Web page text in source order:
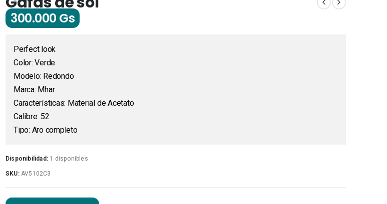
300.000 Gs
Perfect look
Color: Verde
Modelo: Redondo
Marca: Mhar
Características: Material de Acetato
Calibre: 52
Tipo: Aro completo
Disponibilidad: 1 disponibles
SKU: AV5102C3